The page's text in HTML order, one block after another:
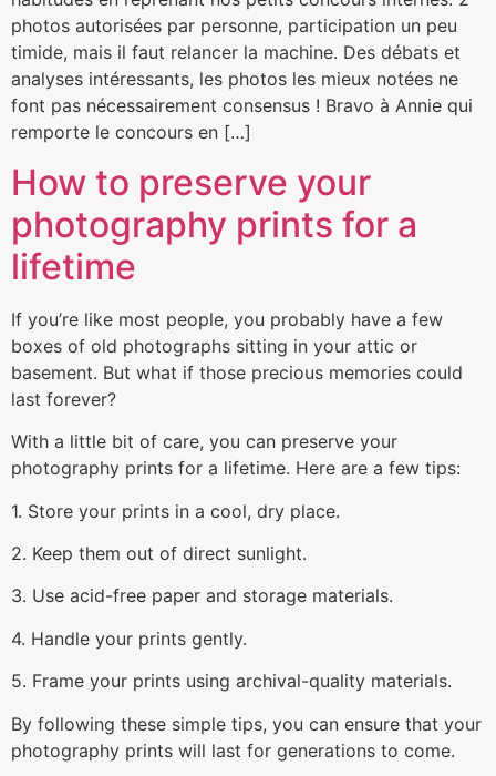
photos autorisées par personne, participation un peu
timide, mais il faut relancer la machine. Des débats et
analyses intéressants, les photos les mieux notées ne
font pas nécessairement consensus ! Bravo à Annie qui
remporte le concours en […]
How to preserve your
photography prints for a
lifetime
If you’re like most people, you probably have a few
boxes of old photographs sitting in your attic or
basement. But what if those precious memories could
last forever?
With a little bit of care, you can preserve your
photography prints for a lifetime. Here are a few tips:
1. Store your prints in a cool, dry place.
2. Keep them out of direct sunlight.
3. Use acid-free paper and storage materials.
4. Handle your prints gently.
5. Frame your prints using archival-quality materials.
By following these simple tips, you can ensure that your
photography prints will last for generations to come.